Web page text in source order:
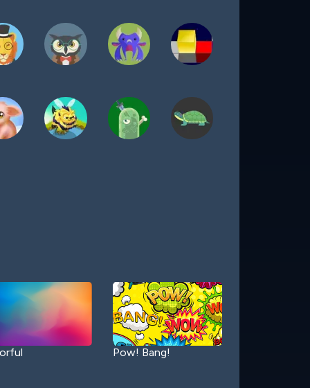
Pow! Bang!